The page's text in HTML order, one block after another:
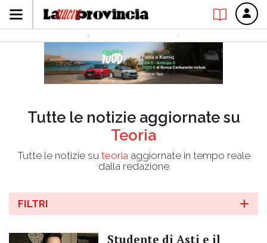
Tutte le notizie aggiornate su
Teoria
Tutte le notizie su teoriaaggiornate in tempo reale
dalla redazione
FILTRI
Studente di Asti e il